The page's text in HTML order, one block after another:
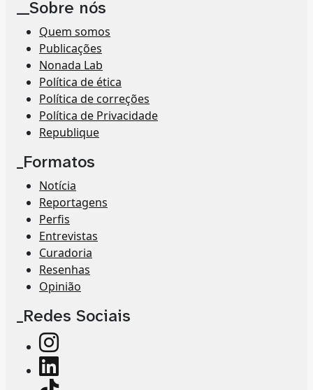
__Sobre nós
Quem somos
Publicações
Nonada Lab
Política de ética
Política de correções
Política de Privacidade
Republique
_Formatos
Notícia
Reportagens
Perfis
Entrevistas
Curadoria
Resenhas
Opinião
_Redes Sociais